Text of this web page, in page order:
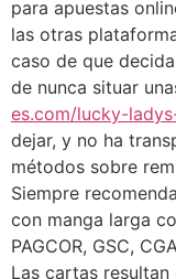
para apuestas
las otras
caso de que
de nunca situar
es.com/lucky-
dejar, y no ha
métodos sobre
Siempre
con manga larga
PAGCOR, GSC,
Las cartas resultan